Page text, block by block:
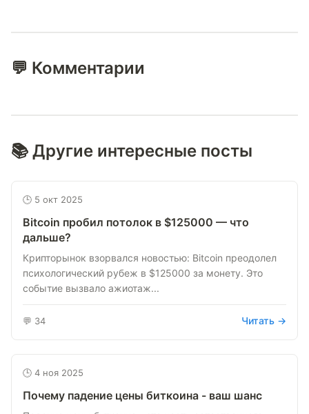
💬 Комментарии
📚 Другие интересные посты
🕒 5 окт 2025
Bitcoin пробил потолок в $125000 — что
дальше?
Крипторынок взорвался новостью: Bitcoin преодолел
психологический рубеж в $125000 за монету. Это
событие вызвало ажиотаж...
💬 34 Читать →
🕒 4 ноя 2025
Почему падение цены биткоина - ваш шанс